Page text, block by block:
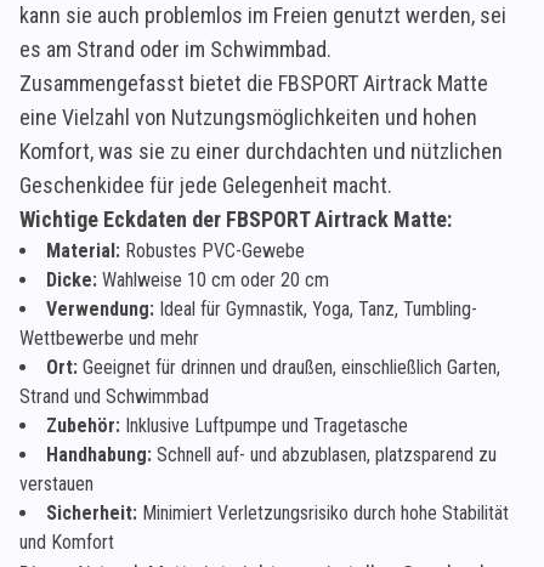
kann sie auch problemlos im Freien genutzt werden, sei
es am Strand oder im Schwimmbad.
Zusammengefasst bietet die FBSPORT Airtrack Matte
eine Vielzahl von Nutzungsmöglichkeiten und hohen
Komfort, was sie zu einer durchdachten und nützlichen
Geschenkidee für jede Gelegenheit macht.
Wichtige Eckdaten der FBSPORT Airtrack Matte:
Material: Robustes PVC-Gewebe
Dicke: Wahlweise 10 cm oder 20 cm
Verwendung: Ideal für Gymnastik, Yoga, Tanz, Tumbling-
Wettbewerbe und mehr
Ort: Geeignet für drinnen und draußen, einschließlich Garten,
Strand und Schwimmbad
Zubehör: Inklusive Luftpumpe und Tragetasche
Handhabung: Schnell auf- und abzublasen, platzsparend zu
verstauen
Sicherheit: Minimiert Verletzungsrisiko durch hohe Stabilität
und Komfort